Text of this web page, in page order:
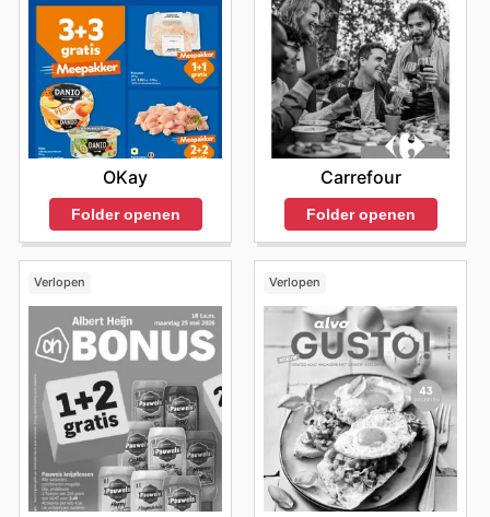
OKay
Folder openen
Carrefour
Folder openen
Verlopen Verlopen